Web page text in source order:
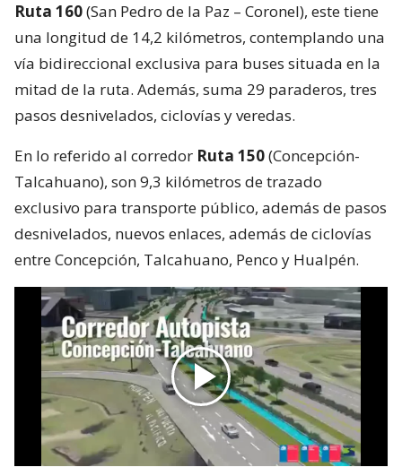
Ruta 160(San Pedro de la Paz – Coronel), este tiene
una longitud de 14,2 kilómetros, contemplando una
vía bidireccional exclusiva para buses situada en la
mitad de la ruta. Además, suma 29 paraderos, tres
pasos desnivelados, ciclovías y veredas.
En lo referido al corredor Ruta 150(Concepción-
Talcahuano), son 9,3 kilómetros de trazado
exclusivo para transporte público, además de pasos
desnivelados, nuevos enlaces, además de ciclovías
entre Concepción, Talcahuano, Penco y Hualpén.